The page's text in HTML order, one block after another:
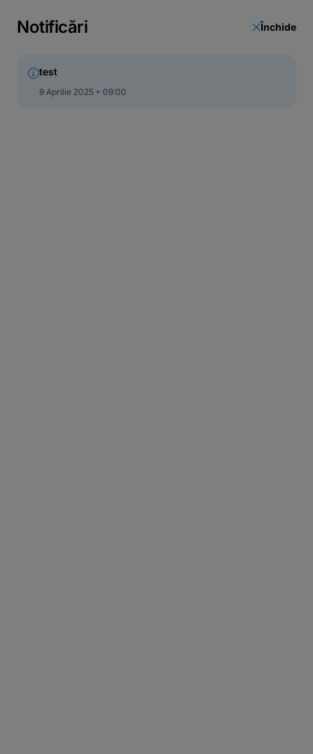
Call Center
Notificări Închide
test
9 Aprilie 2025 09:00